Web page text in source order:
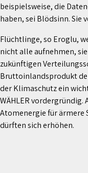
beispielsweise, die
haben, sei Blödsinn. Sie
Flüchtlinge, so Eroglu,
nicht alle aufnehmen,
zukünftigen
Bruttoinlandsprodukt
der Klimaschutz ein
WÄHLER vordergründig.
Atomenergie für ärmere
dürften sich erhöhen.